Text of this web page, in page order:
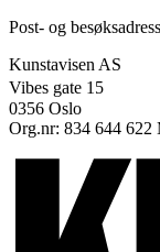
Post- og
Kunstavisen AS
Vibes gate 15
0356 Oslo
Org.nr: 834 644 622